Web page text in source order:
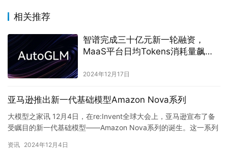
相关推荐
智谱完成三十亿元新一轮融资，
MaaS平台日均Tokens消耗量飙升
2024年12月17日
亚马逊推出新一代基础模型Amazon Nova系列
大模型之家讯 12月4日，在re:Invent全球大会上，亚马逊宣布了备
受瞩目的新一代基础模型——Amazon Nova系列的诞生。这一系列
资讯 2024年12月4日